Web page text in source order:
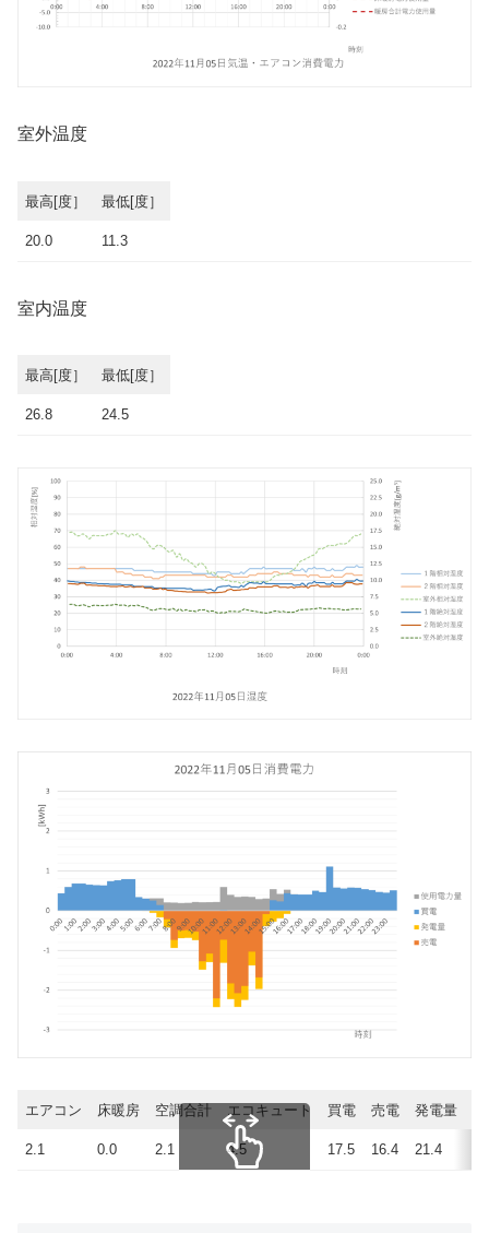
室外温度
最高[度］ 最低[度］
20.0 11.3
室内温度
最高[度］ 最低[度］
26.8 24.5
エアコン 床暖房 空調合計 エコキュート 買電 売電 発電量
2.1 0.0 2.1 4.5 17.5 16.4 21.4